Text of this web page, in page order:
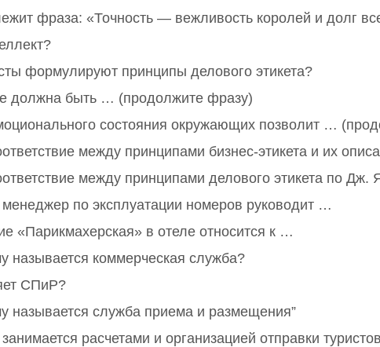
фраза: «Точность — вежливость королей и долг
формулируют принципы делового этикета?
должна быть … (продолжите фразу)
состояния окружающих позволит …
между принципами бизнес-этикета и их
между принципами делового этикета по Дж.
по эксплуатации номеров руководит …
«Парикмахерская» в отеле относится к …
называется коммерческая служба?
СПиР?
называется служба приема и размещения”
расчетами и организацией отправки